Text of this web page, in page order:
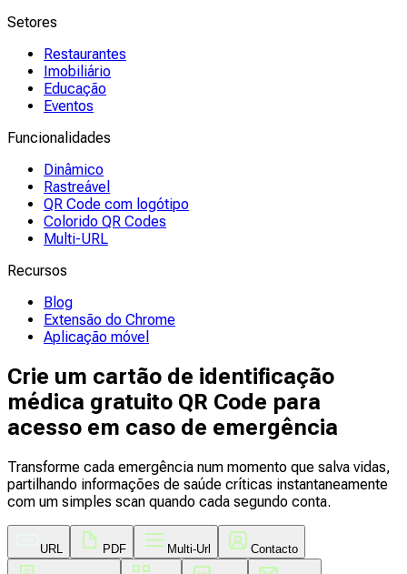
Setores
Restaurantes
Imobiliário
Educação
Eventos
Funcionalidades
Dinâmico
Rastreável
QR Code com logótipo
Colorido QR Codes
Multi-URL
Recursos
Blog
Extensão do Chrome
Aplicação móvel
Crie um cartão de identificação
médica gratuito QR Code para
acesso em caso de emergência
Transforme cada emergência num momento que salva vidas,
partilhando informações de saúde críticas instantaneamente
com um simples scan quando cada segundo conta.
URL PDF Multi-Url Contacto